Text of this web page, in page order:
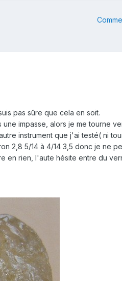
pas sûre que cela en soit.
impasse, alors je me tourne
instrument que j'ai testé( ni
2,8 5/14 à 4/14 3,5 donc je ne
en rien, l'aute hésite entre du